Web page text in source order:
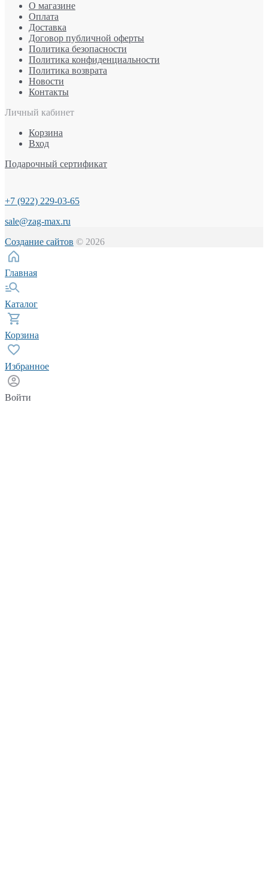
О магазине
Оплата
Доставка
Договор публичной оферты
Политика безопасности
Политика конфиденциальности
Политика возврата
Новости
Контакты
Личный кабинет
Корзина
Вход
Подарочный сертификат
+7 (922) 229-03-65
sale@zag-max.ru
Создание сайтов © 2026
Главная
Каталог
Корзина
Избранное
Войти